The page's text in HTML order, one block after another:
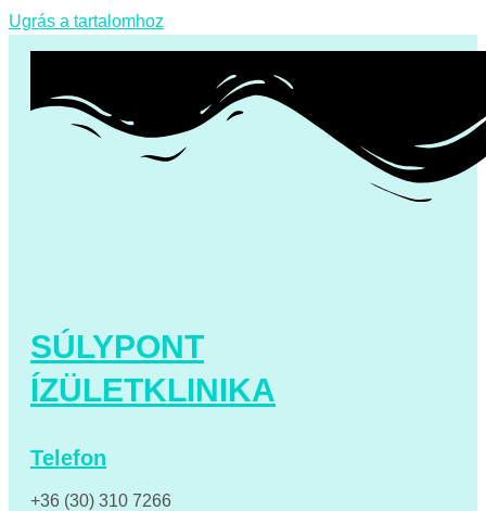
Ugrás a tartalomhoz
SÚLYPONT
ÍZÜLETKLINIKA
Telefon
+36 (30) 310 7266